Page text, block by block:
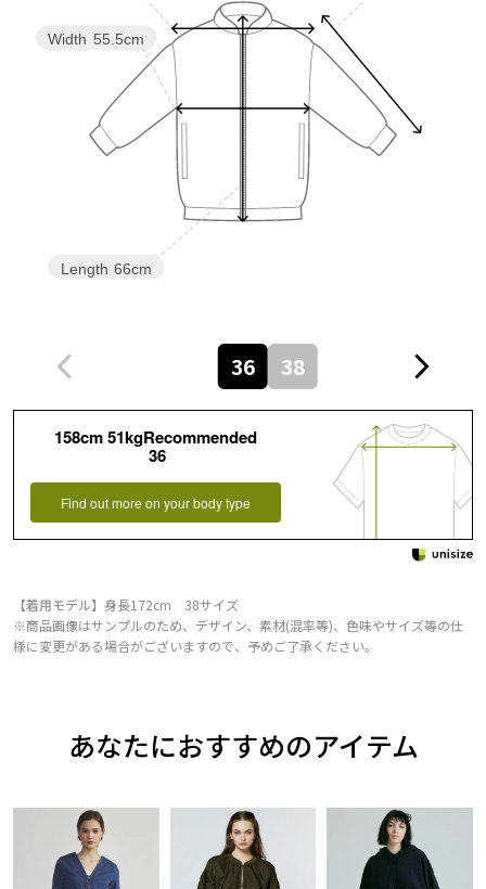
Length 66cm
Width 55.5cm
36 38
158cm 51kgRecommended
36
Find out more on your body type
【着用モデル】身長172cm 38サイズ
※商品画像はサンプルのため、デザイン、素材(混率等)、色味やサイズ等の仕
様に変更がある場合がございますので、予めご了承ください。
あなたにおすすめのアイテム